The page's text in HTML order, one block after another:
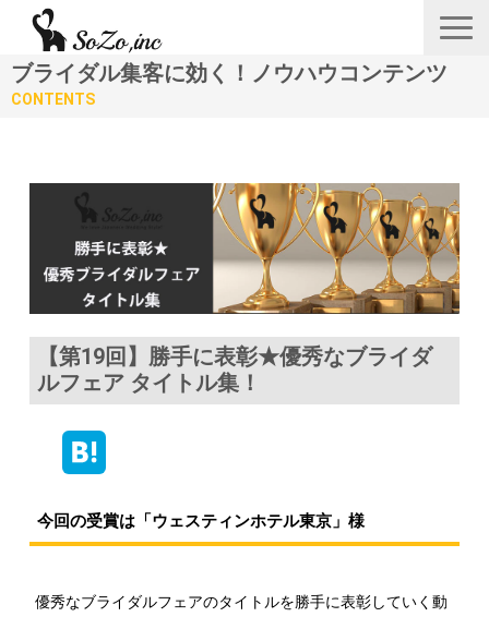
会社概要
サービス一覧
あつみゆりかオフィシャル情報
採用
お問い合わせフォーム
ブライダル集客に効く！ノウハウコンテンツ
CONTENTS
【第19回】勝手に表彰★優秀なブライダ
ルフェア タイトル集！
今回の受賞は「ウェスティンホテル東京」様
優秀なブライダルフェアのタイトルを勝手に表彰していく動